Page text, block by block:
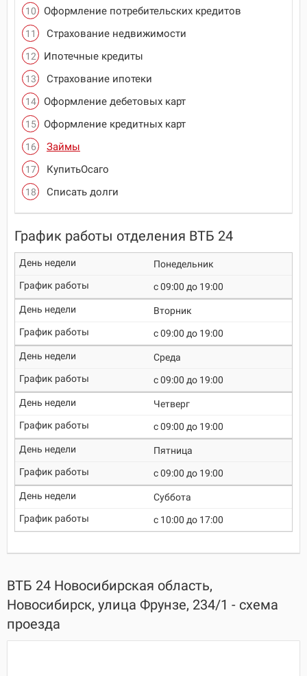
Оформление потребительских кредитов
Страхование недвижимости
Ипотечные кредиты
Страхование ипотеки
Оформление дебетовых карт
Оформление кредитных карт
Займы
КупитьОсаго
Списать долги
График работы отделения ВТБ 24
Понедельник
c 09:00 до 19:00
Вторник
c 09:00 до 19:00
Среда
c 09:00 до 19:00
Четверг
c 09:00 до 19:00
Пятница
c 09:00 до 19:00
Суббота
c 10:00 до 17:00
ВТБ 24 Новосибирская область,
Новосибирск, улица Фрунзе, 234/1 - схема
проезда